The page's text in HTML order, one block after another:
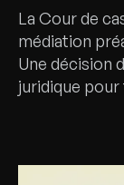
La Cour de
médiation
Une décision
juridique